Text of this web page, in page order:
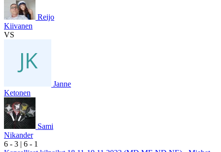
Reijo
Kiivanen
VS
Janne
Ketonen
Sami
Nikander
6 - 3 | 6 - 1